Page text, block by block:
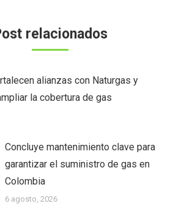
relacionados
alianzas con Naturgas y
la cobertura de gas
Concluye mantenimiento clave para
garantizar el suministro de gas en
Colombia
6 agosto, 2026